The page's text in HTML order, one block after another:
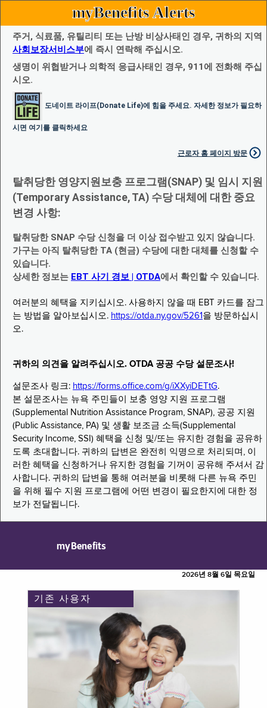
myBenefits Alerts
주거, 식료품, 유틸리티 또는 난방 비상사태인 경우, 귀하의 지역
사회보장서비스부에 즉시 연락해 주십시오.
생명이 위협받거나 의학적 응급사태인 경우, 911에 전화해 주십
시오.
도네이트 라이프(Donate Life)에 힘을 주세요. 자세한 정보가 필요하
시면 여기를 클릭하세요
근로자 홈 페이지 방문
탈취당한 영양지원보충 프로그램(SNAP) 및 임시 지원
(Temporary Assistance, TA) 수당 대체에 대한 중요
변경 사항:
탈취당한 SNAP 수당 신청을 더 이상 접수받고 있지 않습니다.
가구는 아직 탈취당한 TA (현금) 수당에 대한 대체를 신청할 수
있습니다.
상세한 정보는 EBT 사기 경보 | OTDA에서 확인할 수 있습니다.
여러분의 혜택을 지키십시오. 사용하지 않을 때 EBT 카드를 잠그
는 방법을 알아보십시오. https://otda.ny.gov/5261 을 방문하십시
오.
귀하의 의견을 알려주십시오. OTDA 공공 수당 설문조사!
설문조사 링크: https://forms.office.com/g/iXXyiDETtG.
본 설문조사는 뉴욕 주민들이 보충 영양 지원 프로그램
(Supplemental Nutrition Assistance Program, SNAP), 공공 지원
(Public Assistance, PA) 및 생활 보조금 소득(Supplemental
Security Income, SSI) 혜택을 신청 및/또는 유지한 경험을 공유하
도록 초대합니다. 귀하의 답변은 완전히 익명으로 처리되며, 이
러한 혜택을 신청하거나 유지한 경험을 기꺼이 공유해 주셔서 감
사합니다. 귀하의 답변을 통해 여러분을 비롯해 다른 뉴욕 주민
을 위해 필수 지원 프로그램에 어떤 변경이 필요한지에 대한 정
보가 전달됩니다.
myBenefits
2026년 8월 6일 목요일
기존 사용자